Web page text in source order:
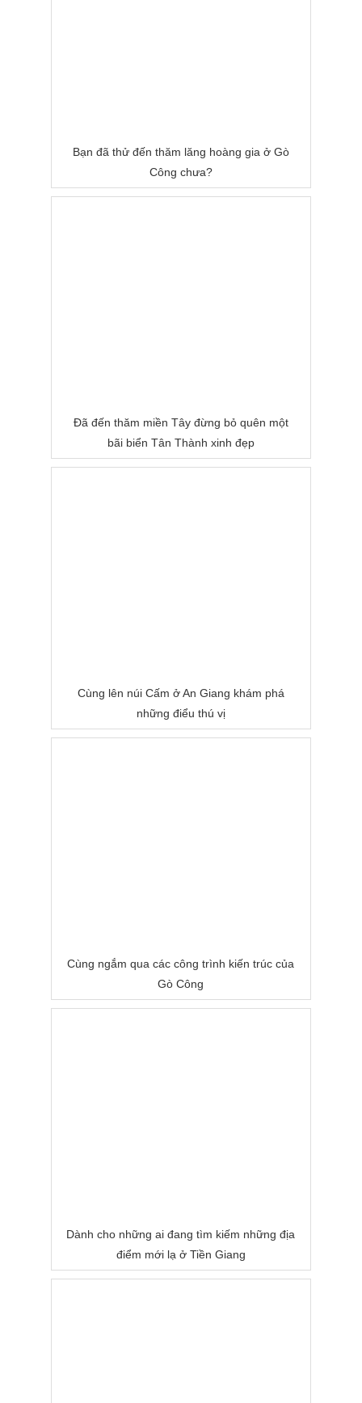
Bạn đã thử đến thăm lăng hoàng gia ở Gò
Công chưa?
Đã đến thăm miền Tây đừng bỏ quên một
bãi biển Tân Thành xinh đẹp
Cùng lên núi Cấm ở An Giang khám phá
những điểu thú vị
Cùng ngắm qua các công trình kiến trúc của
Gò Công
Dành cho những ai đang tìm kiếm những địa
điểm mới lạ ở Tiền Giang